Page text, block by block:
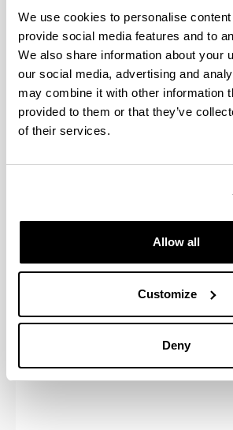
We use cookies to personalise
provide social media features and to
We also share information about your
our social media, advertising and
may combine it with other information
provided to them or that they’ve
of their services.
Allow all
Customize
Deny
Nanoplasma Simulations
Nanoplasma Simulations
andreas.heidenreich@ehu.eus